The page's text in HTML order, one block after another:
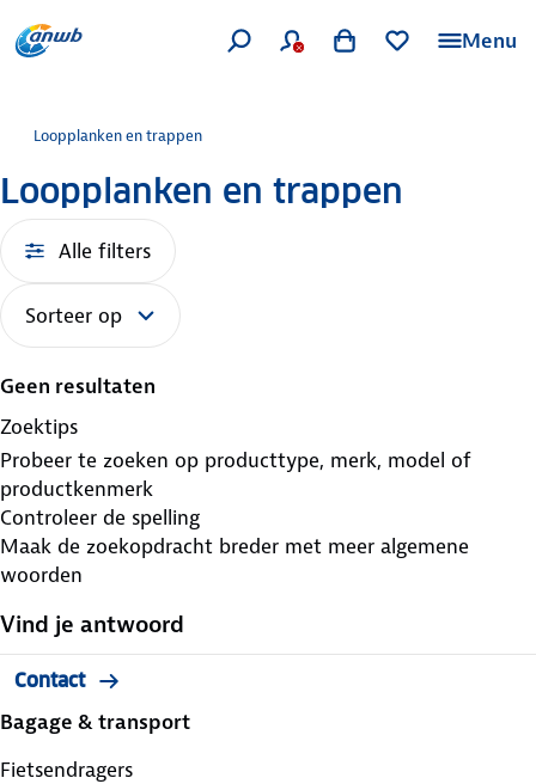
Menu
Loopplanken en trappen
Loopplanken en trappen
Alle filters
Sorteer op
Geen resultaten
Zoektips
Probeer te zoeken op producttype, merk, model of
productkenmerk
Controleer de spelling
Maak de zoekopdracht breder met meer algemene
woorden
Vind je antwoord
Contact
Bagage & transport
Fietsendragers